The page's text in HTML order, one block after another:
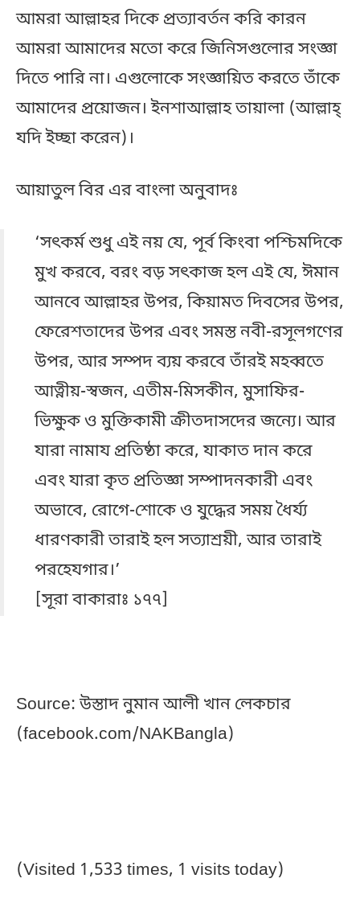
আমরা আল্লাহর দিকে প্রত্যাবর্তন করি কারন
আমরা আমাদের মতো করে জিনিসগুলোর সংজ্ঞা
দিতে পারি না। এগুলোকে সংজ্ঞায়িত করতে তাঁকে
আমাদের প্রয়োজন। ইনশাআল্লাহ তায়ালা (আল্লাহ্‌
যদি ইচ্ছা করেন)।
আয়াতুল বির এর বাংলা অনুবাদঃ
‘সৎকর্ম শুধু এই নয় যে, পূর্ব কিংবা পশ্চিমদিকে
মুখ করবে, বরং বড় সৎকাজ হল এই যে, ঈমান
আনবে আল্লাহর উপর, কিয়ামত দিবসের উপর,
ফেরেশতাদের উপর এবং সমস্ত নবী-রসূলগণের
উপর, আর সম্পদ ব্যয় করবে তাঁরই মহব্বতে
আত্নীয়-স্বজন, এতীম-মিসকীন, মুসাফির-
ভিক্ষুক ও মুক্তিকামী ক্রীতদাসদের জন্যে। আর
যারা নামায প্রতিষ্ঠা করে, যাকাত দান করে
এবং যারা কৃত প্রতিজ্ঞা সম্পাদনকারী এবং
অভাবে, রোগে-শোকে ও যুদ্ধের সময় ধৈর্য্য
ধারণকারী তারাই হল সত্যাশ্রয়ী, আর তারাই
পরহেযগার।’
[সূরা বাকারাঃ ১৭৭]
Source: উস্তাদ নুমান আলী খান লেকচার
(facebook.com/NAKBangla)
(Visited 1,533 times, 1 visits today)